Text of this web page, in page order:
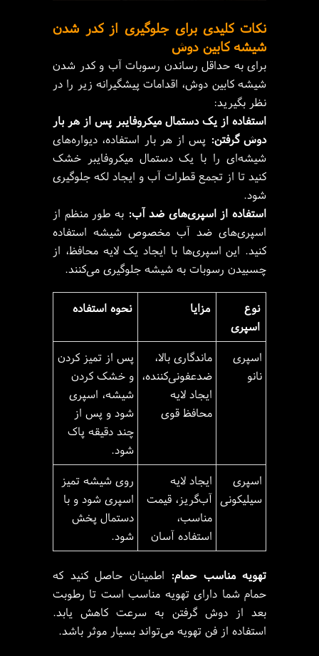
نکات کلیدی برای جلوگیری از کدر شدن
شیشه کابین دوش
برای به حداقل رساندن رسوبات آب و کدر شدن
شیشه کابین دوش، اقدامات پیشگیرانه زیر را در
نظر بگیرید:
استفاده از یک دستمال میکروفایبر پس از هر بار
دوش گرفتن: پس از هر بار استفاده، دیواره‌های
شیشه‌ای را با یک دستمال میکروفایبر خشک
کنید تا از تجمع قطرات آب و ایجاد لکه جلوگیری
شود.
استفاده از اسپری‌های ضد آب: به طور منظم از
اسپری‌های ضد آب مخصوص شیشه استفاده
کنید. این اسپری‌ها با ایجاد یک لایه محافظ، از
چسبیدن رسوبات به شیشه جلوگیری می‌کنند.
نوع
اسپری
مزایا نحوه استفاده
اسپری
نانو
ماندگاری بالا،
ضدعفونی‌کننده،
ایجاد لایه
محافظ قوی
پس از تمیز کردن
و خشک کردن
شیشه، اسپری
شود و پس از
چند دقیقه پاک
شود.
اسپری
سیلیکونی
ایجاد لایه
آب‌گریز، قیمت
مناسب،
استفاده آسان
روی شیشه تمیز
اسپری شود و با
دستمال پخش
شود.
تهویه مناسب حمام: اطمینان حاصل کنید که
حمام شما دارای تهویه مناسب است تا رطوبت
بعد از دوش گرفتن به سرعت کاهش یابد.
استفاده از فن تهویه می‌تواند بسیار موثر باشد.